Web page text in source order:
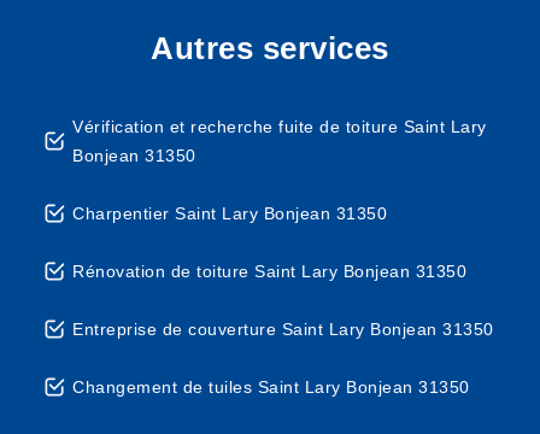
Autres services
Vérification et recherche fuite de toiture Saint Lary
Bonjean 31350
Charpentier Saint Lary Bonjean 31350
Rénovation de toiture Saint Lary Bonjean 31350
Entreprise de couverture Saint Lary Bonjean 31350
Changement de tuiles Saint Lary Bonjean 31350